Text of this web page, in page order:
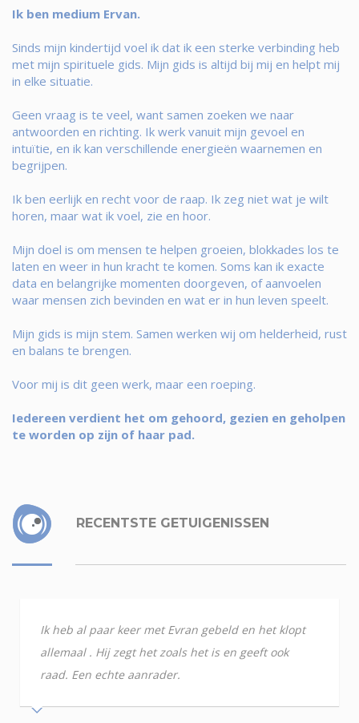
Ik ben medium Ervan.
Sinds mijn kindertijd voel ik dat ik een sterke verbinding heb
met mijn spirituele gids. Mijn gids is altijd bij mij en helpt mij
in elke situatie.
Geen vraag is te veel, want samen zoeken we naar
antwoorden en richting. Ik werk vanuit mijn gevoel en
intuïtie, en ik kan verschillende energieën waarnemen en
begrijpen.
Ik ben eerlijk en recht voor de raap. Ik zeg niet wat je wilt
horen, maar wat ik voel, zie en hoor.
Mijn doel is om mensen te helpen groeien, blokkades los te
laten en weer in hun kracht te komen. Soms kan ik exacte
data en belangrijke momenten doorgeven, of aanvoelen
waar mensen zich bevinden en wat er in hun leven speelt.
Mijn gids is mijn stem. Samen werken wij om helderheid, rust
en balans te brengen.
Voor mij is dit geen werk, maar een roeping.
Iedereen verdient het om gehoord, gezien en geholpen
te worden op zijn of haar pad.
RECENTSTE GETUIGENISSEN
Ik heb al paar keer met Evran gebeld en het klopt
allemaal . Hij zegt het zoals het is en geeft ook
raad. Een echte aanrader.